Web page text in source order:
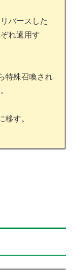
バースした
れ適用す
特殊召喚され
移す。